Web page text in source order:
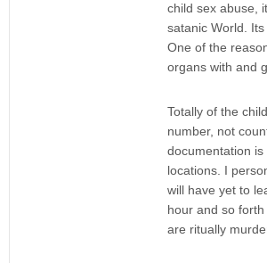
child sex abuse,
satanic World.
One of the
organs with and
Totally of the
number, not
documentation
locations. I
will have yet to
hour and so
are ritually